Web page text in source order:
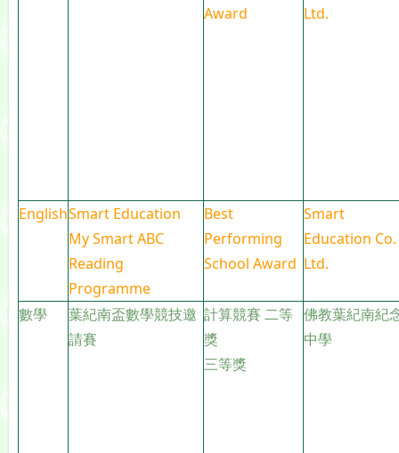
Award
Ltd.
EnglishSmart Education
My Smart ABC
Reading
Programme
Best
Performing
School Award
Smart
Education Co.
Ltd.
數學
葉紀南盃數學競技邀
請賽
計算競賽 二等
獎
三等獎
佛教葉紀南紀
中學